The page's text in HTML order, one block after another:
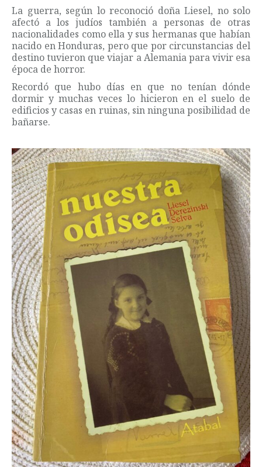
La guerra, según lo reconoció doña Liesel, no solo
afectó a los judíos también a personas de otras
nacionalidades como ella y sus hermanas que habían
nacido en Honduras, pero que por circunstancias del
destino tuvieron que viajar a Alemania para vivir esa
época de horror.
Recordó que hubo días en que no tenían dónde
dormir y muchas veces lo hicieron en el suelo de
edificios y casas en ruinas, sin ninguna posibilidad de
bañarse.